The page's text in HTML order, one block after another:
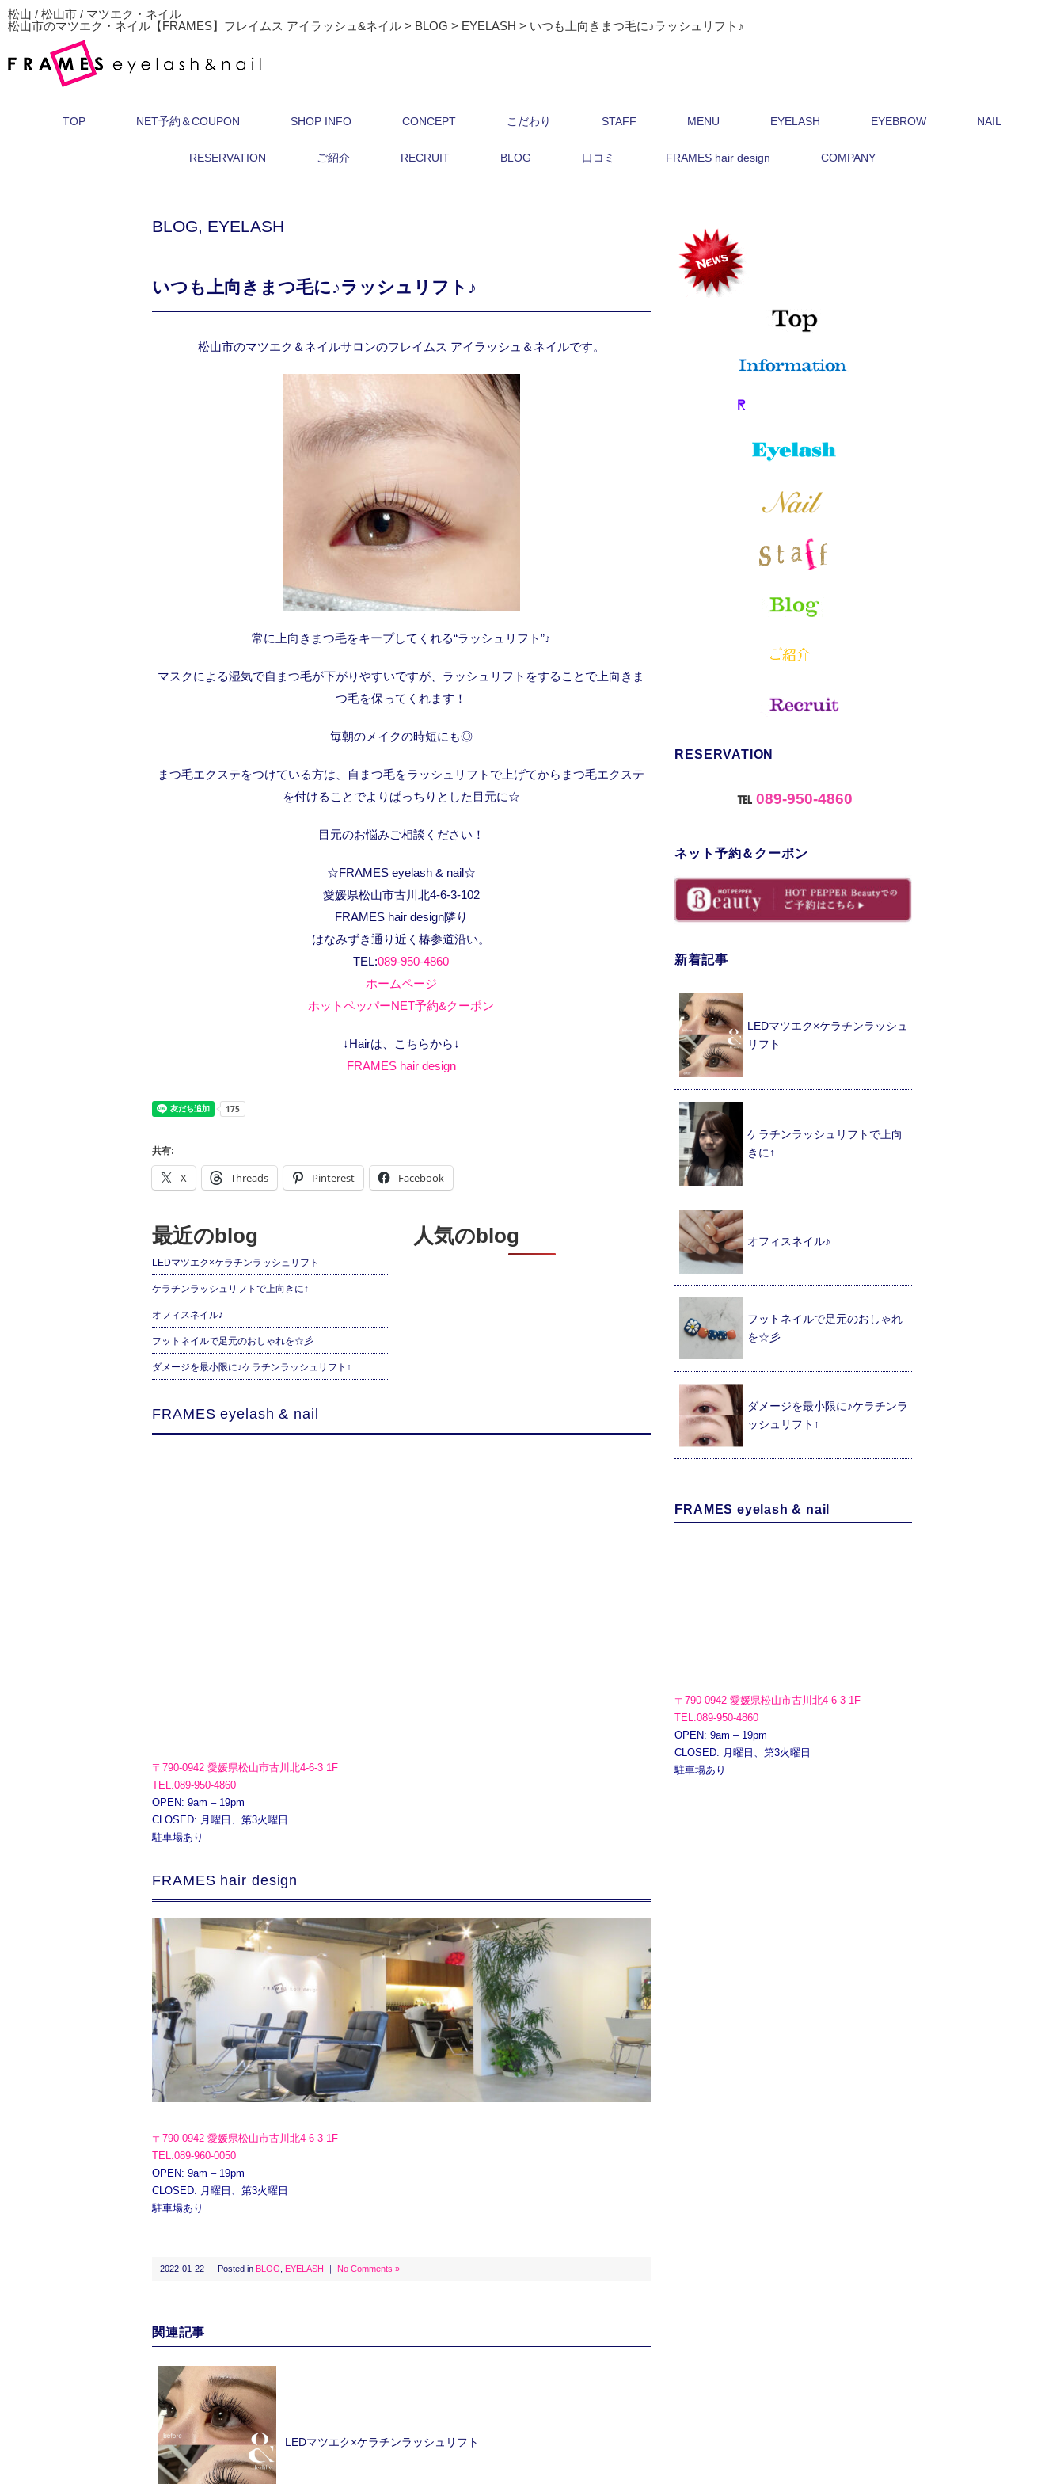
松山 / 松山市 / マツエク・ネイル
松山市のマツエク・ネイル【FRAMES】フレイムス アイラッシュ&ネイル > BLOG > EYELASH > いつも上向きまつ毛に♪ラッシュリフト♪
TOP NET予約＆COUPON SHOP INFO CONCEPT こだわり STAFF MENU EYELASH EYEBROW NAIL
RESERVATION ご紹介 RECRUIT BLOG 口コミ FRAMES hair design COMPANY
BLOG, EYELASH
いつも上向きまつ毛に♪ラッシュリフト♪
松山市のマツエク＆ネイルサロンのフレイムス アイラッシュ＆ネイルです。
常に上向きまつ毛をキープしてくれる“ラッシュリフト”♪
マスクによる湿気で自まつ毛が下がりやすいですが、ラッシュリフトをすることで上向きま
つ毛を保ってくれます！
毎朝のメイクの時短にも◎
まつ毛エクステをつけている方は、自まつ毛をラッシュリフトで上げてからまつ毛エクステ
を付けることでよりぱっちりとした目元に☆
目元のお悩みご相談ください！
☆FRAMES eyelash & nail☆
愛媛県松山市古川北4-6-3-102
FRAMES hair design隣り
はなみずき通り近く椿参道沿い。
TEL:089-950-4860
ホームページ
ホットペッパーNET予約&クーポン
↓Hairは、こちらから↓
FRAMES hair design
共有:
X Threads Pinterest Facebook
最近のblog
LEDマツエク×ケラチンラッシュリフト
ケラチンラッシュリフトで上向きに↑
オフィスネイル♪
フットネイルで足元のおしゃれを☆彡
ダメージを最小限に♪ケラチンラッシュリフト↑
人気のblog
FRAMES eyelash & nail
〒790-0942 愛媛県松山市古川北4-6-3 1F
TEL.089-950-4860
OPEN: 9am – 19pm
CLOSED: 月曜日、第3火曜日
駐車場あり
FRAMES hair design
〒790-0942 愛媛県松山市古川北4-6-3 1F
TEL.089-960-0050
OPEN: 9am – 19pm
CLOSED: 月曜日、第3火曜日
駐車場あり
2022-01-22 ｜ Posted in BLOG EYELASH ｜ No Comments »
関連記事
LEDマツエク×ケラチンラッシュリフト
RESERVATION
℡089-950-4860
ネット予約＆クーポン
新着記事
LEDマツエク×ケラチンラッシュ
リフト
ケラチンラッシュリフトで上向
きに↑
オフィスネイル♪
フットネイルで足元のおしゃれ
を☆彡
ダメージを最小限に♪ケラチンラ
ッシュリフト↑
FRAMES eyelash & nail
〒790-0942 愛媛県松山市古川北4-6-3 1F
TEL.089-950-4860
OPEN: 9am – 19pm
CLOSED: 月曜日、第3火曜日
駐車場あり